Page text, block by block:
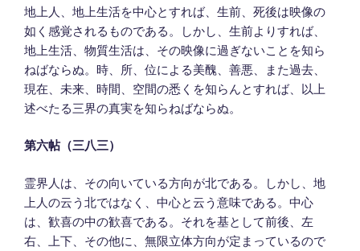
地上人、地上生活を中心とすれば、生前、死後は映像の
如く感覚されるものである。しかし、生前よりすれば、
地上生活、物質生活は、その映像に過ぎないことを知ら
ねばならぬ。時、所、位による美醜、善悪、また過去、
現在、未来、時間、空間の悉くを知らんとすれば、以上
述べたる三界の真実を知らねばならぬ。
第六帖（三八三）
霊界人は、その向いている方向が北である。しかし、地
上人の云う北ではなく、中心と云う意味である。中心
は、歓喜の中の歓喜である。それを基として前後、左
右、上下、その他に、無限立体方向が定まっているので